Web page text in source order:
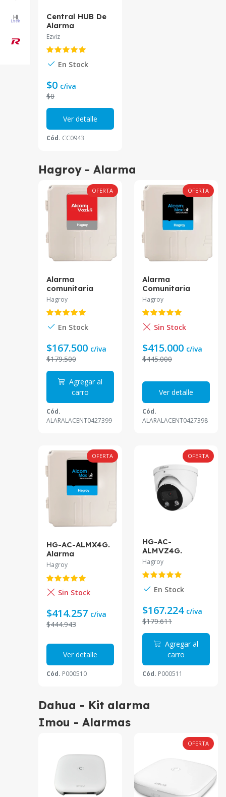
Central HUB De
Alarma
3G/WiFi/Etherne
Ezviz
En Stock
$0 c/iva
$0
Ver detalle
Cód. CC0943
Hagroy - Alarma
OFERTA
Alarma
comunitaria
ALCOM VOZ LTE
500 usuarios y
500 llaveros chip
4G APP iHAGROY
ALMVZ4G.
Hagroy
En Stock
$167.500 c/iva
$179.500
Agregar al
carro
Cód.
ALARALACENT0427399
OFERTA
Alarma
Comunitaria
ALCOM MAX LTE
Monitoreo WEB
APP alerta alcom
posee Puerto de
RED HG-AC-
ALMX4G.
Hagroy
Sin Stock
$415.000 c/iva
$445.000
Ver detalle
Cód.
ALARALACENT0427398
OFERTA
HG-AC-ALMX4G.
Alarma
Comunitaria
ALCOM MAX LTE
Monitoreo WEB
APP alerta alcom
posee Puerto de
RED y
Hagroy
Sin Stock
$414.257 c/iva
$444.943
Ver detalle
Cód. P000510
OFERTA
HG-AC-
ALMVZ4G.
Alarma
comunitaria
ALCOM VOZ LTE
500 usuarios y
4G APP iHAGROY
Hagroy
En Stock
$167.224 c/iva
$179.611
Agregar al
carro
Cód. P000511
Dahua - Kit alarma
Imou - Alarmas
OFERTA